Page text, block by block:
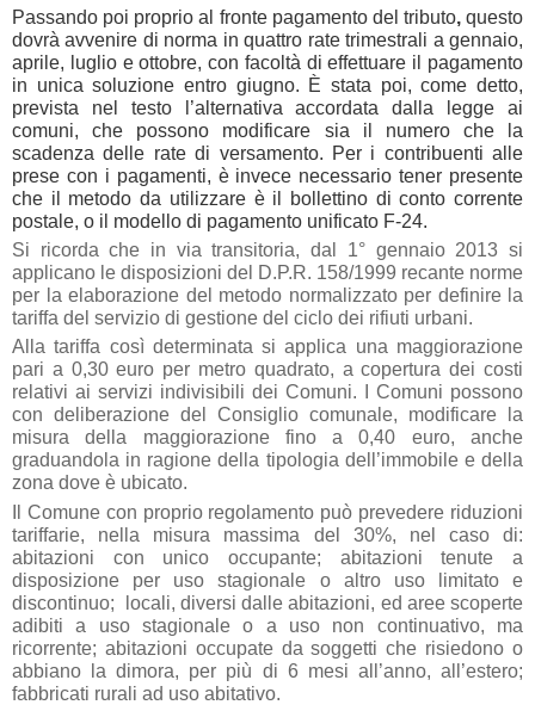
Passando poi proprio al fronte pagamento del tributo,questo
dovrà avvenire di norma inquattro rate trimestrali a gennaio,
aprile, luglio e ottobre, con facoltà di effettuare il pagamento
in unica soluzione entro giugno. È stata poi, come detto,
prevista nel testo l’alternativa accordata dalla legge ai
comuni, che possono modificare sia il numero che la
scadenza delle rate di versamento. Per i contribuenti alle
prese con i pagamenti, è invece necessario tener presente
che il metodo da utilizzare è il bollettino diconto corrente
postale, o il modello di pagamento unificato F-24.
Si ricorda che in via transitoria, dal 1° gennaio 2013 si
applicano le disposizioni del D.P.R. 158/1999 recante norme
per la elaborazione del metodo normalizzato per definire la
tariffa del servizio di gestione del ciclo dei rifiuti urbani.
Alla tariffa così determinata si applica una maggiorazione
pari a 0,30 euro per metro quadrato, a copertura dei costi
relativi ai servizi indivisibili dei Comuni. I Comuni possono
con deliberazione del Consiglio comunale, modificare la
misura della maggiorazione fino a 0,40 euro, anche
graduandola in ragione della tipologia dell’immobile e della
zona dove è ubicato.
Il Comune con proprio regolamento può prevedere riduzioni
tariffarie, nella misura massima del 30%, nel caso di:
abitazioni con unico occupante; abitazioni tenute a
disposizione per uso stagionale o altro uso limitato e
discontinuo; locali, diversi dalle abitazioni, ed aree scoperte
adibiti a uso stagionale o a uso non continuativo, ma
ricorrente; abitazioni occupate da soggetti che risiedono o
abbiano la dimora, per più di 6 mesi all’anno, all’estero;
fabbricati rurali ad uso abitativo.